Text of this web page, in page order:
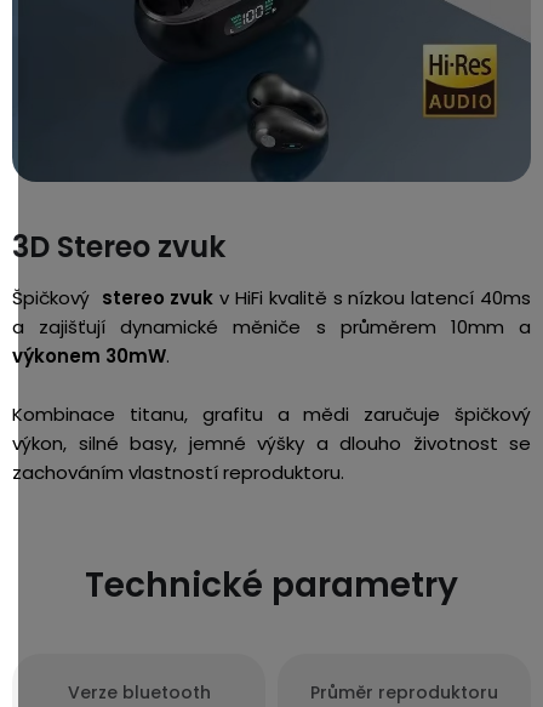
3D Stereo zvuk
Špičkový stereo zvuk v HiFi kvalitě s nízkou latencí 40ms
a zajišťují dynamické měniče s průměrem 10mm a
výkonem 30mW.
Kombinace titanu, grafitu a mědi zaručuje špičkový
výkon, silné basy, jemné výšky a dlouho životnost se
zachováním vlastností reproduktoru.
Technické parametry
Verze bluetooth Průměr reproduktoru